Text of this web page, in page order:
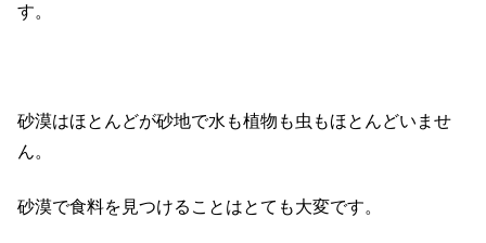
す。
砂漠はほとんどが砂地で水も植物も虫もほとんどいませ
ん。
砂漠で食料を見つけることはとても大変です。